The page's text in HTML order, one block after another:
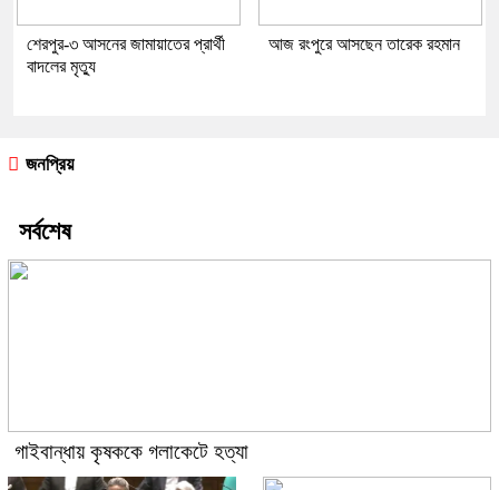
শেরপুর-৩ আসনের জামায়াতের প্রার্থী
বাদলের মৃত্যু
আজ রংপুরে আসছেন তারেক রহমান
জনপ্রিয়
সর্বশেষ
গাইবান্ধায় কৃষককে গলাকেটে হত্যা